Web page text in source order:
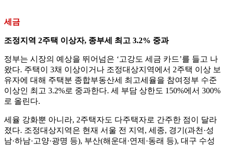
세금
조정지역 2주택 이상자, 종부세 최고 3.2% 중과
정부는 시장의 예상을 뛰어넘은 ‘고강도 세금 카드’를 들고 나
왔다. 주택이 3채 이상이거나 조정대상지역에서 2주택 이상 보
유자에 대해 주택분 종합부동산세 최고세율을 참여정부 수준
이상인 최고 3.2%로 중과한다. 세 부담 상한도 150%에서 300%
로 올린다.
세율 강화뿐 아니라, 2주택자도 다주택자로 간주한 점이 달라
졌다. 조정대상지역은 현재 서울 전 지역, 세종, 경기(과천·성
남·하남·고양·광명 등), 부산(해운대·연제·동래 등), 대구 수성